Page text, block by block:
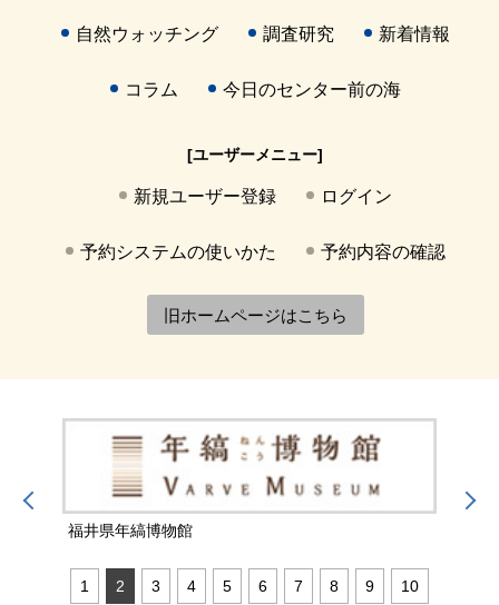
自然ウォッチング 調査研究 新着情報
コラム 今日のセンター前の海
[ユーザーメニュー]
新規ユーザー登録 ログイン
予約システムの使いかた 予約内容の確認
旧ホームページはこちら
福井県年縞博物館
1 2 3 4 5 6 7 8 9 10